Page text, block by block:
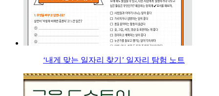
‘내게 맞는 일자리 찾기’ 일자리 탐험 노트